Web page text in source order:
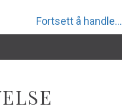
Fortsett å handle...